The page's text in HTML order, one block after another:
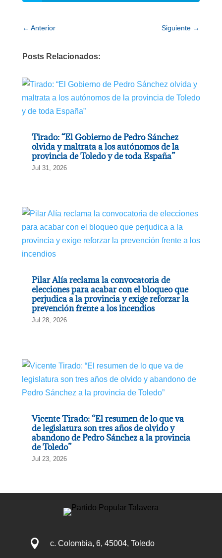
← Anterior Siguiente →
Posts Relacionados:
Tirado: “El Gobierno de Pedro Sánchez
olvida y maltrata a los autónomos de la
provincia de Toledo y de toda España”
Jul 31, 2026
Pilar Alía reclama la convocatoria de
elecciones para acabar con el bloqueo que
perjudica a la provincia y exige reforzar la
prevención frente a los incendios
Jul 28, 2026
Vicente Tirado: “El resumen de lo que va
de legislatura son tres años de olvido y
abandono de Pedro Sánchez a la provincia
de Toledo”
Jul 23, 2026
 c. Colombia, 6, 45004, Toledo